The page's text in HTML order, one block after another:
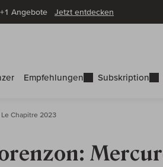
Angebote Jetzt entdecken
Empfehlungen Subskription
Chapitre 2023